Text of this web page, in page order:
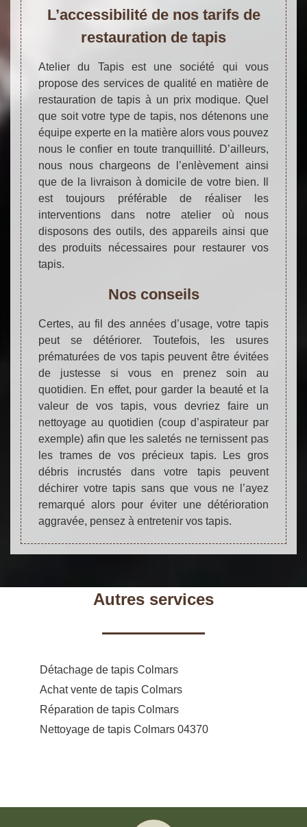
L’accessibilité de nos tarifs de
restauration de tapis
Atelier du Tapis est une société qui vous
propose des services de qualité en matière de
restauration de tapis à un prix modique. Quel
que soit votre type de tapis, nos détenons une
équipe experte en la matière alors vous pouvez
nous le confier en toute tranquillité. D’ailleurs,
nous nous chargeons de l’enlèvement ainsi
que de la livraison à domicile de votre bien. Il
est toujours préférable de réaliser les
interventions dans notre atelier où nous
disposons des outils, des appareils ainsi que
des produits nécessaires pour restaurer vos
tapis.
Nos conseils
Certes, au fil des années d’usage, votre tapis
peut se détériorer. Toutefois, les usures
prématurées de vos tapis peuvent être évitées
de justesse si vous en prenez soin au
quotidien. En effet, pour garder la beauté et la
valeur de vos tapis, vous devriez faire un
nettoyage au quotidien (coup d’aspirateur par
exemple) afin que les saletés ne ternissent pas
les trames de vos précieux tapis. Les gros
débris incrustés dans votre tapis peuvent
déchirer votre tapis sans que vous ne l’ayez
remarqué alors pour éviter une détérioration
aggravée, pensez à entretenir vos tapis.
Autres services
Détachage de tapis Colmars
Achat vente de tapis Colmars
Réparation de tapis Colmars
Nettoyage de tapis Colmars 04370